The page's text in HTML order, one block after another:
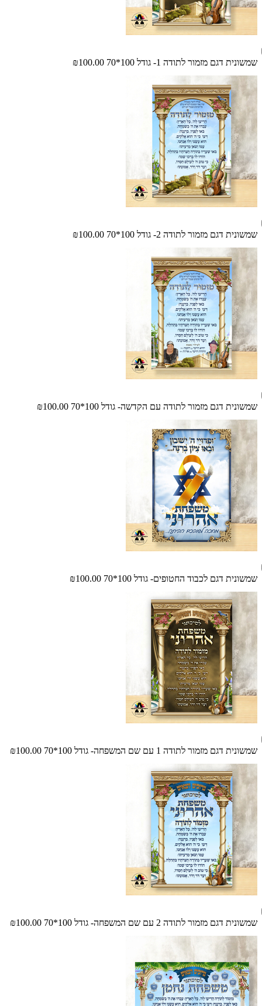
שמשונית דגם מזמור לתודה 1- גודל 100*70 ₪100.00
שמשונית דגם מזמור לתודה 2- גודל 100*70 ₪100.00
שמשונית דגם מזמור לתודה עם הקדשה- גודל 100*70 ₪100.00
שמשונית דגם לכבוד החטופים- גודל 100*70 ₪100.00
שמשונית דגם מזמור לתודה 1 עם שם המשפחה- גודל 100*70 ₪100.00
שמשונית דגם מזמור לתודה 2 עם שם המשפחה- גודל 100*70 ₪100.00